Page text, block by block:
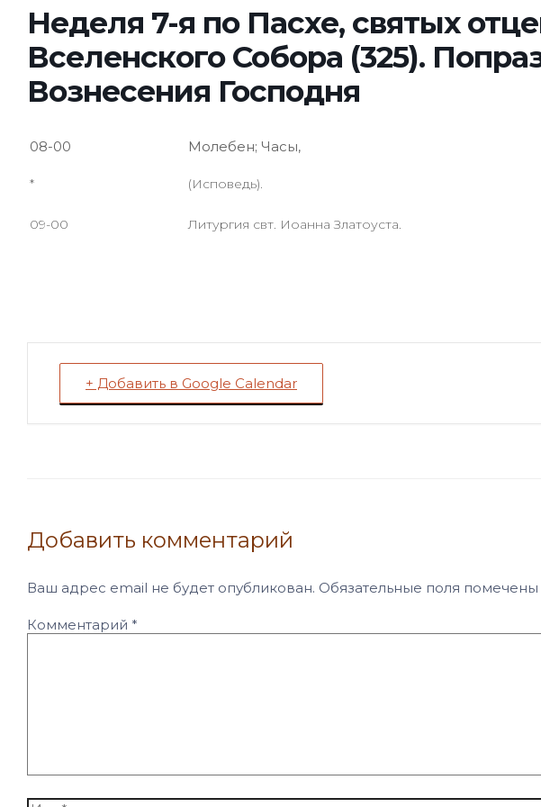
Неделя 7-я по Пасхе, святых
Вселенского Собора (325).
Вознесения Господня
08-00
*
09-00
Молебен; Часы,
(Исповедь).
Литургия свт. Иоанна Златоуста.
+ Добавить в Google Calendar
Добавить комментарий
Ваш адрес email не будет опубликован. Обязательные поля помечены
Комментарий *